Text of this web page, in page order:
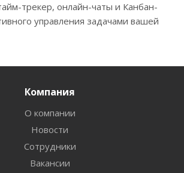
трекер, онлайн-чаты и Канбан-
управления задачами вашей
Компания
О компании
Новости
Сотрудники
Вакансии